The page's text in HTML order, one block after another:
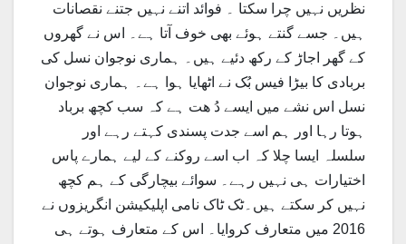
نظریں نہیں چرا سکتا ۔ فوائد اتنے نہیں جتنے نقصانات
ہیں۔ جسے گنتے ہوئے بھی خوف آتا ہے۔ اس نے گھروں
کے گھر اجاڑ کے رکھ دئیے ہیں۔ ہماری نوجوان نسل کی
بربادی کا بیڑا فیس بُک نے اٹھایا ہوا ہے۔ ہماری نوجوان
نسل اس نشے میں ایسے دُ ھت ہے کہ سب کچھ برباد
ہوتا رہا اور ہم اسے جدت پسندی کہتے رہے اور
سلسلہ ایسا چلا کہ اب اسے روکنے کے لیے ہمارے پاس
اختیارات ہی نہیں رہے۔ سوائے بیچارگی کے ہم کچھ
نہیں کر سکتے ہیں۔ٹک ٹاک نامی اپلیکیشن انگریزوں نے
2016 میں متعارف کروایا۔ اس کے متعارف ہوتے ہی